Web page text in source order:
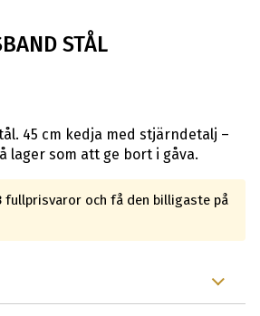
STÅL
45 cm kedja med stjärndetalj –
lager som att ge bort i gåva.
fullprisvaror och få den billigaste på